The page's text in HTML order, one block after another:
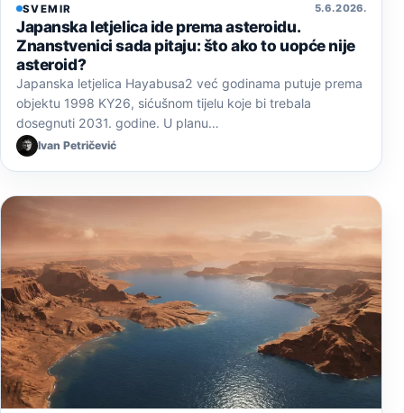
SVEMIR 5. 6. 2026.
Japanska letjelica ide prema asteroidu.
Znanstvenici sada pitaju: što ako to uopće nije
asteroid?
Japanska letjelica Hayabusa2 već godinama putuje prema
objektu 1998 KY26, sićušnom tijelu koje bi trebala
dosegnuti 2031. godine. U planu…
Ivan Petričević